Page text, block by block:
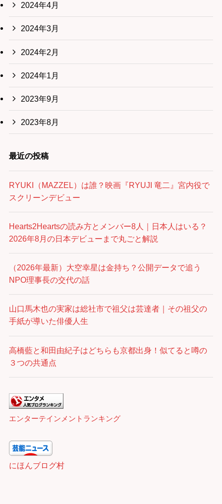
2024年4月
2024年3月
2024年2月
2024年1月
2023年9月
2023年8月
最近の投稿
RYUKI（MAZZEL）は誰？映画『RYUJI 竜二』宮内役で
スクリーンデビュー
Hearts2Heartsの読み方とメンバー8人｜日本人はいる？
2026年8月の日本デビューまで丸ごと解説
（2026年最新）大空幸星は金持ち？公開データで追う
NPO理事長の交代の話
山口馬木也の実家は総社市で祖父は芸達者｜その祖父の
手紙が導いた俳優人生
高橋藍と和田由紀子はどちらも京都出身！似てると噂の
３つの共通点
エンターテインメントランキング
にほんブログ村